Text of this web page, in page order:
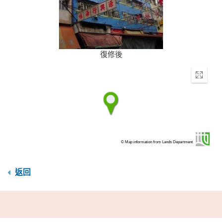
復修後
Enter
© Map information from Lands Department
返回